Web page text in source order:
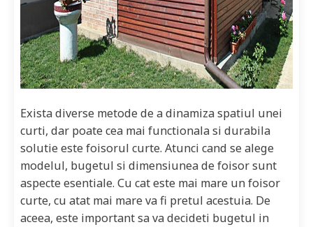
Exista diverse metode de a dinamiza spatiul unei
curti, dar poate cea mai functionala si durabila
solutie este foisorul curte. Atunci cand se alege
modelul, bugetul si dimensiunea de foisor sunt
aspecte esentiale. Cu cat este mai mare un foisor
curte, cu atat mai mare va fi pretul acestuia. De
aceea, este important sa va decideti bugetul in